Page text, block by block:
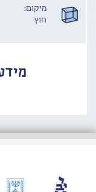
מיקום:
חוץ